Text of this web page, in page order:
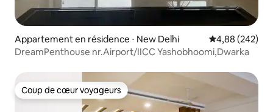
Appartement en résidence ⋅ New Delhi Évaluation
4,88 (242)
DreamPenthouse nr.Airport/IICC Yashobhoomi,Dwarka
Coup de cœur voyageurs
Coup de cœur voyageurs